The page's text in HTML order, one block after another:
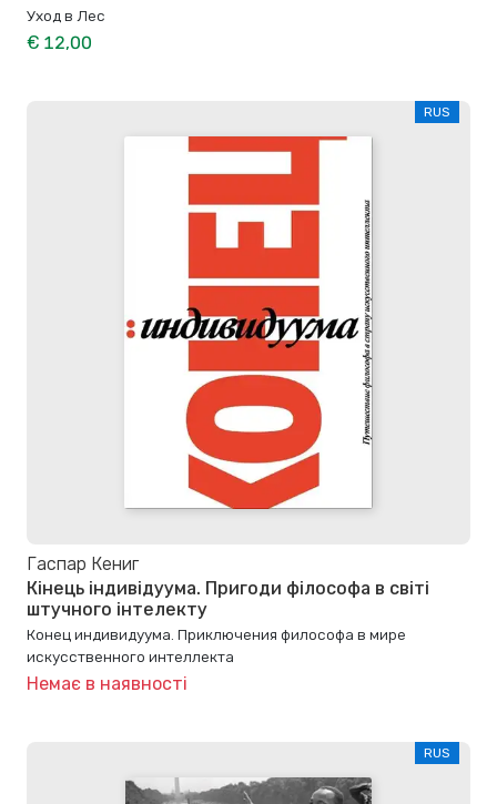
Уход в Лес
€ 12,00
RUS
Гаспар Кениг
Кінець індивідуума. Пригоди філософа в світі
штучного інтелекту
Конец индивидуума. Приключения философа в мире
искусственного интеллекта
Немає в наявності
RUS